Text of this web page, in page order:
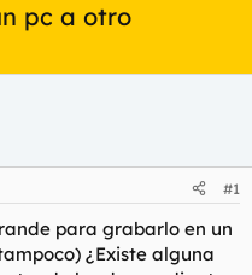
pc a otro
#1
para grabarlo en un
¿Existe alguna